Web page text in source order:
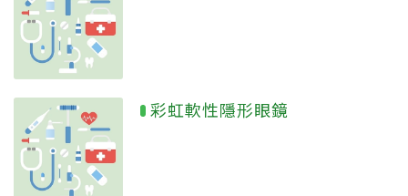
彩虹軟性隱形眼鏡